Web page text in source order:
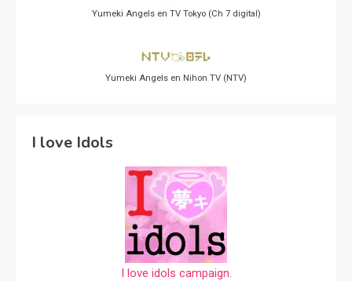
Yumeki Angels en TV Tokyo (Ch 7 digital)
Yumeki Angels en Nihon TV (NTV)
I love Idols
I love idols campaign.